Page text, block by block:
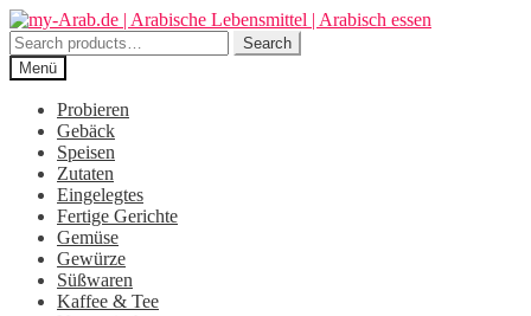
Zur
Navigation
springen
Zum
Inhalt
springen
Search
for:
Search
Menü
Probieren
Gebäck
Speisen
Zutaten
Eingelegtes
Fertige Gerichte
Gemüse
Gewürze
Süßwaren
Kaffee & Tee